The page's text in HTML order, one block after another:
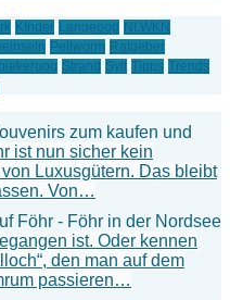
KInder Langeoog NLWKN
Pellworm Ratgeber
Strand Sylt Tipps Trends
zum kaufen und
ist nun sicher kein
Luxusgütern. Das bleibt
Von…
Föhr - Föhr in der Nordsee
ist. Oder kennen
den man auf dem
passieren…